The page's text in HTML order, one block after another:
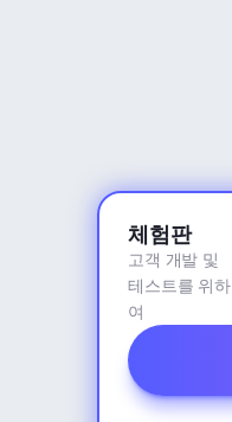
체험판
고객 개발 및
테스트를 위하
여